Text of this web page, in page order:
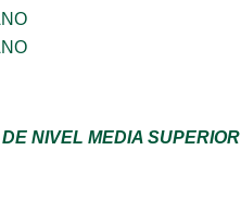
NIVEL MEDIA SUPERIOR